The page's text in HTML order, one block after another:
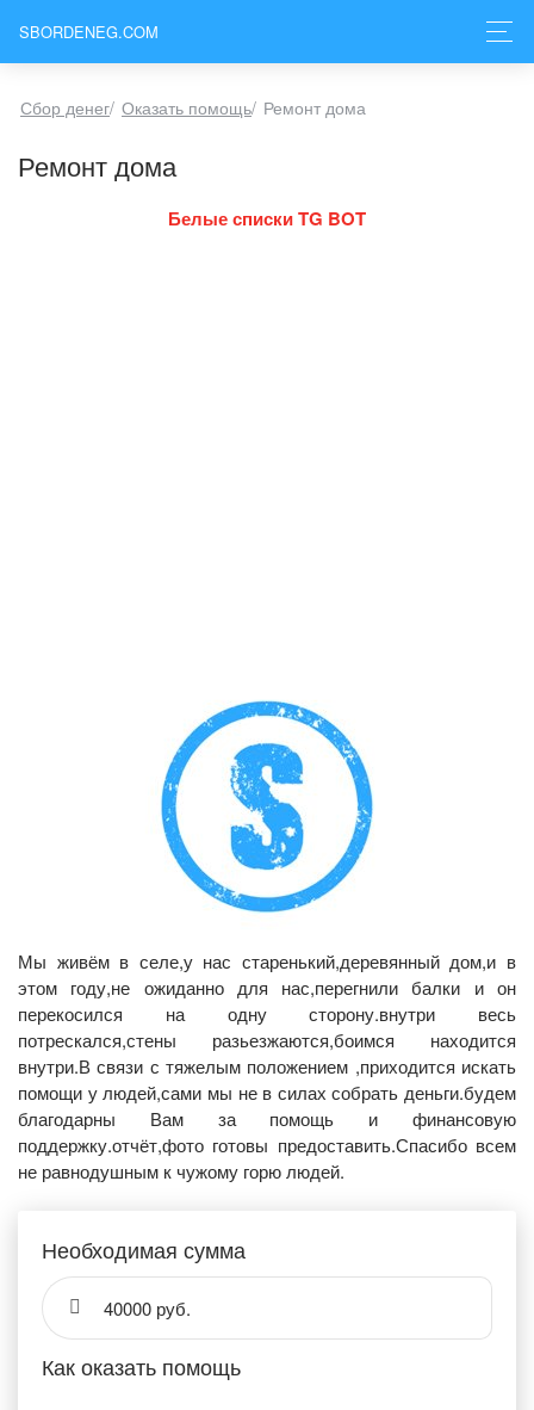
SBORDENEG.COM
Сбор денег/ Оказать помощь/ Ремонт дома
Ремонт дома
Белые списки TG BOT
Мы живём в селе,у нас старенький,деревянный дом,и в
этом году,не ожиданно для нас,перегнили балки и он
перекосился на одну сторону.внутри весь
потрескался,стены разьезжаются,боимся находится
внутри.В связи с тяжелым положением ,приходится искать
помощи у людей,сами мы не в силах собрать деньги.будем
благодарны Вам за помощь и финансовую
поддержку.отчёт,фото готовы предоставить.Спасибо всем
не равнодушным к чужому горю людей.
Необходимая сумма
40000 руб.
Как оказать помощь